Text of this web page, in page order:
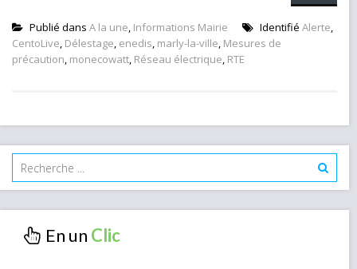
Publié dans A la une, Informations Mairie Identifié Alerte,
CentoLive, Délestage, enedis, marly-la-ville, Mesures de
précaution, monecowatt, Réseau électrique, RTE
En un